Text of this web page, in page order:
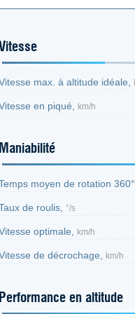
max. à altitude idéale,
en piqué, km/h
Maniabilité
moyen de rotation 360°,
de roulis, °/s
optimale, km/h
de décrochage, km/h
Performance en altitude